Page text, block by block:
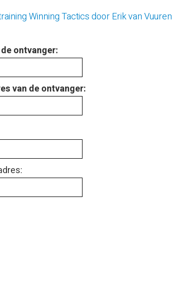
Winning Tactics door Erik van Vuuren
ontvanger:
van de ontvanger: